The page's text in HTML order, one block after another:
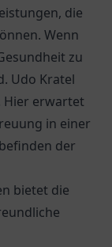
die
Wenn
zu
Udo Kratel
Hier erwartet
in einer
der
bietet die